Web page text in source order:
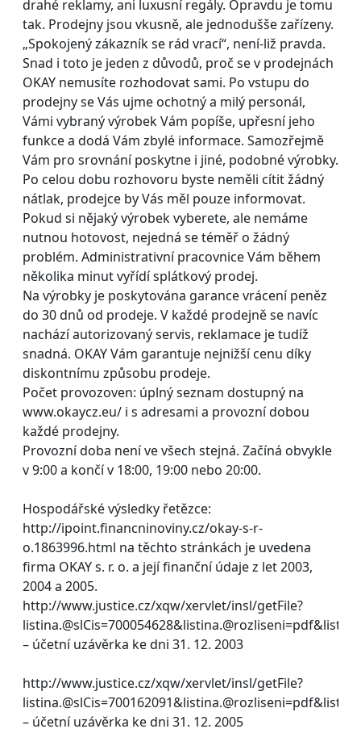
drahé reklamy, ani luxusní regály. Opravdu je tomu
tak. Prodejny jsou vkusně, ale jednodušše zařízeny.
„Spokojený zákazník se rád vrací“, není-liž pravda.
Snad i toto je jeden z důvodů, proč se v prodejnách
OKAY nemusíte rozhodovat sami. Po vstupu do
prodejny se Vás ujme ochotný a milý personál,
Vámi vybraný výrobek Vám popíše, upřesní jeho
funkce a dodá Vám zbylé informace. Samozřejmě
Vám pro srovnání poskytne i jiné, podobné výrobky.
Po celou dobu rozhovoru byste neměli cítit žádný
nátlak, prodejce by Vás měl pouze informovat.
Pokud si nějaký výrobek vyberete, ale nemáme
nutnou hotovost, nejedná se téměř o žádný
problém. Administrativní pracovnice Vám během
několika minut vyřídí splátkový prodej.
Na výrobky je poskytována garance vrácení peněz
do 30 dnů od prodeje. V každé prodejně se navíc
nachází autorizovaný servis, reklamace je tudíž
snadná. OKAY Vám garantuje nejnižší cenu díky
diskontnímu způsobu prodeje.
Počet provozoven: úplný seznam dostupný na
www.okaycz.eu/ i s adresami a provozní dobou
každé prodejny.
Provozní doba není ve všech stejná. Začíná obvykle
v 9:00 a končí v 18:00, 19:00 nebo 20:00.
Hospodářské výsledky řetězce:
http://ipoint.financninoviny.cz/okay-s-r-
o.1863996.html na těchto stránkách je uvedena
firma OKAY s. r. o. a její finanční údaje z let 2003,
2004 a 2005.
http://www.justice.cz/xqw/xervlet/insl/getFile?
– účetní uzávěrka ke dni 31. 12. 2003
http://www.justice.cz/xqw/xervlet/insl/getFile?
– účetní uzávěrka ke dni 31. 12. 2005